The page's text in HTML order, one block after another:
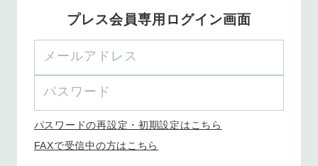
プレス会員専用ログイン画面
パスワードの再設定・初期設定はこちら
FAXで受信中の方はこちら